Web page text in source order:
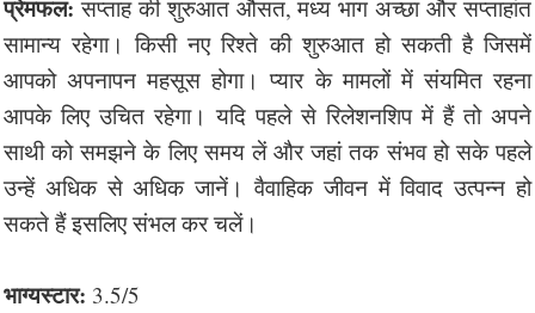
प्रेमफल: सप्ताह की शुरुआत औसत, मध्य भाग अच्छा और सप्ताहांत
सामान्य रहेगा। किसी नए रिश्ते की शुरुआत हो सकती है जिसमें
आपको अपनापन महसूस होगा। प्यार के मामलों में संयमित रहना
आपके लिए उचित रहेगा। यदि पहले से रिलेशनशिप में हैं तो अपने
साथी को समझने के लिए समय लें और जहां तक संभव हो सके पहले
उन्हें अधिक से अधिक जानें। वैवाहिक जीवन में विवाद उत्पन्न हो
सकते हैं इसलिए संभल कर चलें।
भाग्यस्टार: 3.5/5